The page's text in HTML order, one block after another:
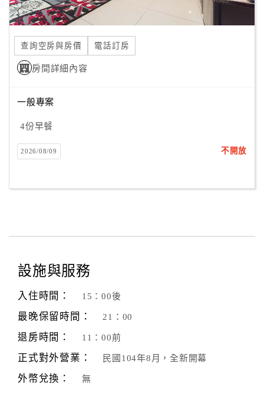
商
品
宣
傳
查詢空房與房價 電話訂房
房間詳細內容
一般專案
4份早餐
2026/08/09 不開放
設施與服務
入住時間： 15：00後
最晚保留時間： 21：00
退房時間： 11：00前
正式對外營業： 民國104年8月，全新開幕
外幣兌換： 無